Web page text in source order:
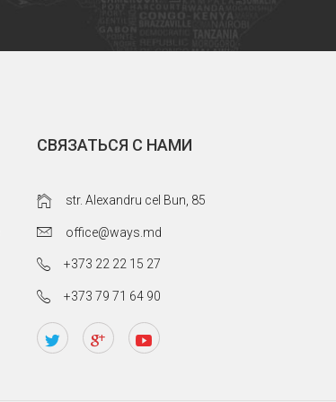
СВЯЗАТЬСЯ С НАМИ
str. Alexandru cel Bun, 85
office@ways.md
+373 22 22 15 27
+373 79 71 64 90